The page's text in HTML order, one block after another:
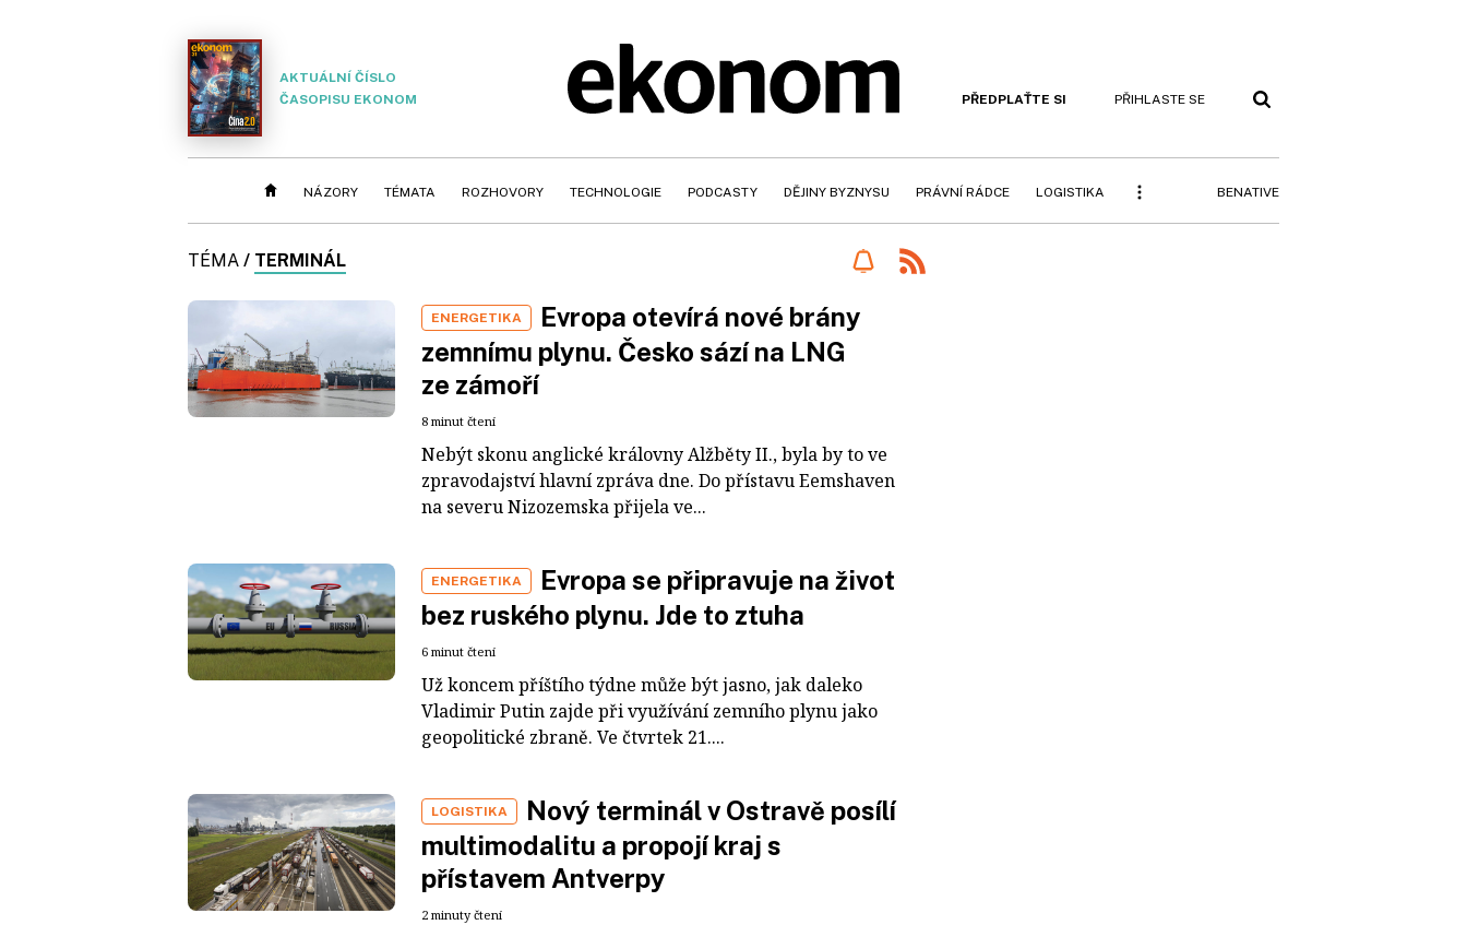
AKTUÁLNÍ ČÍSLO
ČASOPISU EKONOM
PŘEDPLAŤTE SI PŘIHLASTE SE
NÁZORY TÉMATA ROZHOVORY TECHNOLOGIE PODCASTY DĚJINY BYZNYSU PRÁVNÍ RÁDCE LOGISTIKA BENATIVE
TÉMA / TERMINÁL
ENERGETIKA
Evropa otevírá nové brány
zemnímu plynu. Česko sází na LNG
ze zámoří
8 minut čtení
Nebýt skonu anglické královny Alžběty II., byla by to ve
zpravodajství hlavní zpráva dne. Do přístavu Eemshaven
na severu Nizozemska přijela ve...
ENERGETIKA
Evropa se připravuje na život
bez ruského plynu. Jde to ztuha
6 minut čtení
Už koncem příštího týdne může být jasno, jak daleko
Vladimir Putin zajde při využívání zemního plynu jako
geopolitické zbraně. Ve čtvrtek 21....
LOGISTIKA
Nový terminál v Ostravě posílí
multimodalitu a propojí kraj s
přístavem Antverpy
2 minuty čtení